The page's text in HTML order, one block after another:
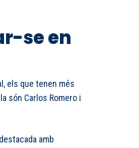
se en
els que tenen més
són Carlos Romero i
amb